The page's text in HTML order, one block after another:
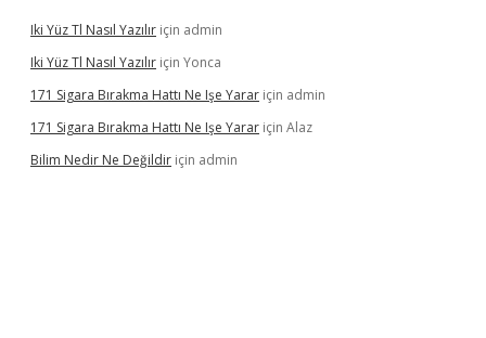
Iki Yüz Tl Nasıl Yazılır için admin
Iki Yüz Tl Nasıl Yazılır için Yonca
171 Sigara Bırakma Hattı Ne Işe Yarar için admin
171 Sigara Bırakma Hattı Ne Işe Yarar için Alaz
Bilim Nedir Ne Değildir için admin